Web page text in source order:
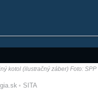
kotol (ilustračný záber) Foto: SPP
SITA